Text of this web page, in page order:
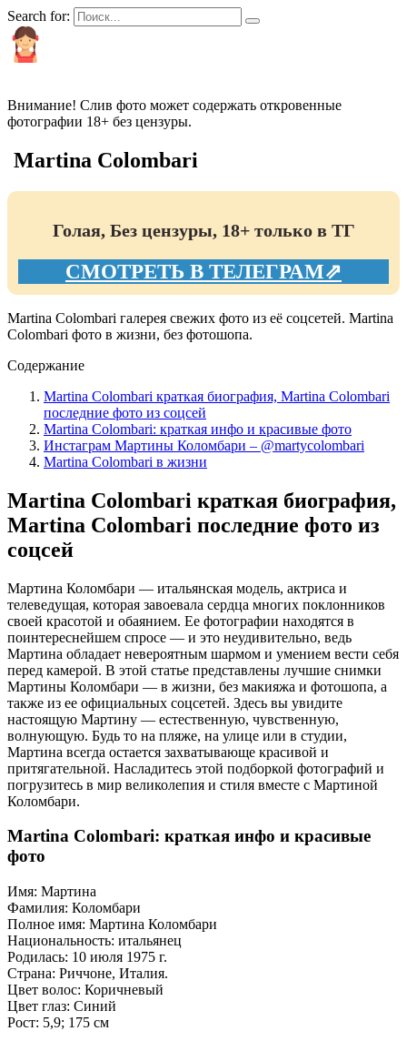
Search for:
Внимание! Слив фото может содержать откровенные
фотографии 18+ без цензуры.
Martina Colombari
Голая, Без цензуры, 18+ только в ТГ
СМОТРЕТЬ В ТЕЛЕГРАМ⇗
Martina Colombari галерея свежих фото из её соцсетей. Martina
Colombari фото в жизни, без фотошопа.
Содержание
Martina Colombari краткая биография, Martina Colombari
последние фото из соцсей
Martina Colombari: краткая инфо и красивые фото
Инстаграм Мартины Коломбари – @martycolombari
Martina Colombari в жизни
Martina Colombari краткая биография,
Martina Colombari последние фото из
соцсей
Мартина Коломбари — итальянская модель, актриса и
телеведущая, которая завоевала сердца многих поклонников
своей красотой и обаянием. Ее фотографии находятся в
поинтереснейшем спросе — и это неудивительно, ведь
Мартина обладает невероятным шармом и умением вести себя
перед камерой. В этой статье представлены лучшие снимки
Мартины Коломбари — в жизни, без макияжа и фотошопа, а
также из ее официальных соцсетей. Здесь вы увидите
настоящую Мартину — естественную, чувственную,
волнующую. Будь то на пляже, на улице или в студии,
Мартина всегда остается захватывающе красивой и
притягательной. Насладитесь этой подборкой фотографий и
погрузитесь в мир великолепия и стиля вместе с Мартиной
Коломбари.
Martina Colombari: краткая инфо и красивые
фото
Имя: Мартина
Фамилия: Коломбари
Полное имя: Мартина Коломбари
Национальность: итальянец
Родилась: 10 июля 1975 г.
Страна: Риччоне, Италия.
Цвет волос: Коричневый
Цвет глаз: Синий
Рост: 5,9; 175 см